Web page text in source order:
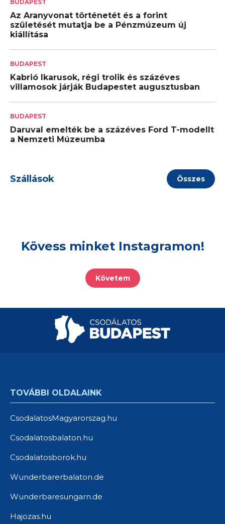
BUDAPEST
Az Aranyvonat történetét és a forint
születését mutatja be a Pénzmúzeum új
kiállítása
BUDAPEST
Kabrió Ikarusok, régi trolik és százéves
villamosok járják Budapestet augusztusban
BUDAPEST
Daruval emelték be a százéves Ford T-modellt
a Nemzeti Múzeumba
Szállások Összes
Kövess minket Instagramon!
Követem
TOVÁBBI OLDALAINK
CsodalatosMagyarorszag.hu
Csodalatosbalaton.hu
Csodalatosborok.hu
Wunderbarerbalaton.de
Wunderbaresungarn.de
Hajozas.hu